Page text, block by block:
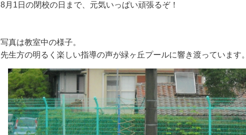
8月1日の閉校の日まで、元気いっぱい頑張るぞ！
写真は教室中の様子。
先生方の明るく楽しい指導の声が緑ヶ丘プールに響き渡っています。